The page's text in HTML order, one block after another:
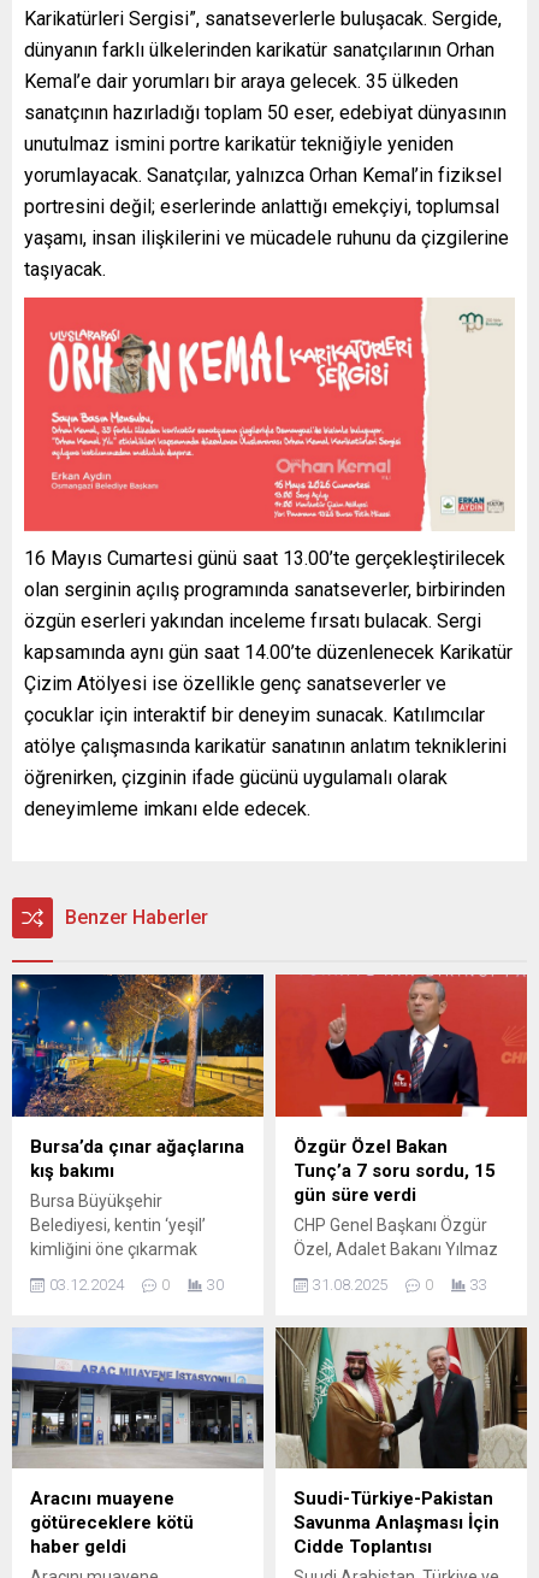
Karikatürleri Sergisi”, sanatseverlerle buluşacak. Sergide,
dünyanın farklı ülkelerinden karikatür sanatçılarının Orhan
Kemal’e dair yorumları bir araya gelecek. 35 ülkeden
sanatçının hazırladığı toplam 50 eser, edebiyat dünyasının
unutulmaz ismini portre karikatür tekniğiyle yeniden
yorumlayacak. Sanatçılar, yalnızca Orhan Kemal’in fiziksel
portresini değil; eserlerinde anlattığı emekçiyi, toplumsal
yaşamı, insan ilişkilerini ve mücadele ruhunu da çizgilerine
taşıyacak.
16 Mayıs Cumartesi günü saat 13.00’te gerçekleştirilecek
olan serginin açılış programında sanatseverler, birbirinden
özgün eserleri yakından inceleme fırsatı bulacak. Sergi
kapsamında aynı gün saat 14.00’te düzenlenecek Karikatür
Çizim Atölyesi ise özellikle genç sanatseverler ve
çocuklar için interaktif bir deneyim sunacak. Katılımcılar
atölye çalışmasında karikatür sanatının anlatım tekniklerini
öğrenirken, çizginin ifade gücünü uygulamalı olarak
deneyimleme imkanı elde edecek.
Benzer Haberler
Bursa’da çınar ağaçlarına
kış bakımı
Bursa Büyükşehir
Belediyesi, kentin ‘yeşil’
kimliğini öne çıkarmak
meydan ve refüjlerde
sürdürürken, yol
kenarlarındaki ağaçlara da
kış bakımı yapıyor.
Büyükşehir Belediyesi Park
ve Bahçeler Dairesi
Başkanlığı Parklar ve
Bahçeler Şube Müdürlüğü
ekipleri, kentin tüm yeşil
alanlarını kışa hazırlıyor.
Çalışmalar kapsamında
03.12.2024 0 30
Özgür Özel Bakan
Tunç’a 7 soru sordu, 15
gün süre verdi
CHP Genel Başkanı Özgür
Özel, Adalet Bakanı Yılmaz
istemiyle Meclis’e soru
soruya 15 gün içinde yanıt
isterken "Anayasa"
hatırlatması yaptı.
31.08.2025 0 33
Aracını muayene
götüreceklere kötü
haber geldi
Suudi-Türkiye-Pakistan
Savunma Anlaşması İçin
Cidde Toplantısı